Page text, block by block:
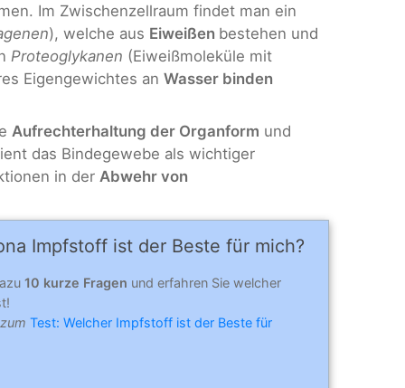
Im Zwischenzellraum findet man ein
), welche aus Eiweißen bestehen und
Proteoglykanen (Eiweißmoleküle mit
Eigengewichtes an Wasser binden
Aufrechterhaltung der Organform und
das Bindegewebe als wichtiger
in der Abwehr von
Impfstoff ist der Beste für mich?
10 kurze Fragen und erfahren Sie welcher
Test: Welcher Impfstoff ist der Beste für